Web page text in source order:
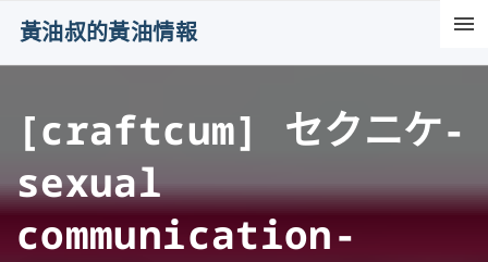
o
c
黃油叔的黃油情報
[craftcum] セクニケ-
sexual
communication-